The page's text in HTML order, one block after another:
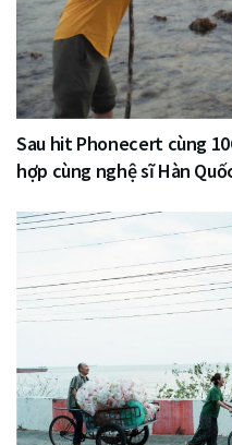
Sau hit Phonecert cùng
hợp cùng nghệ sĩ Hàn